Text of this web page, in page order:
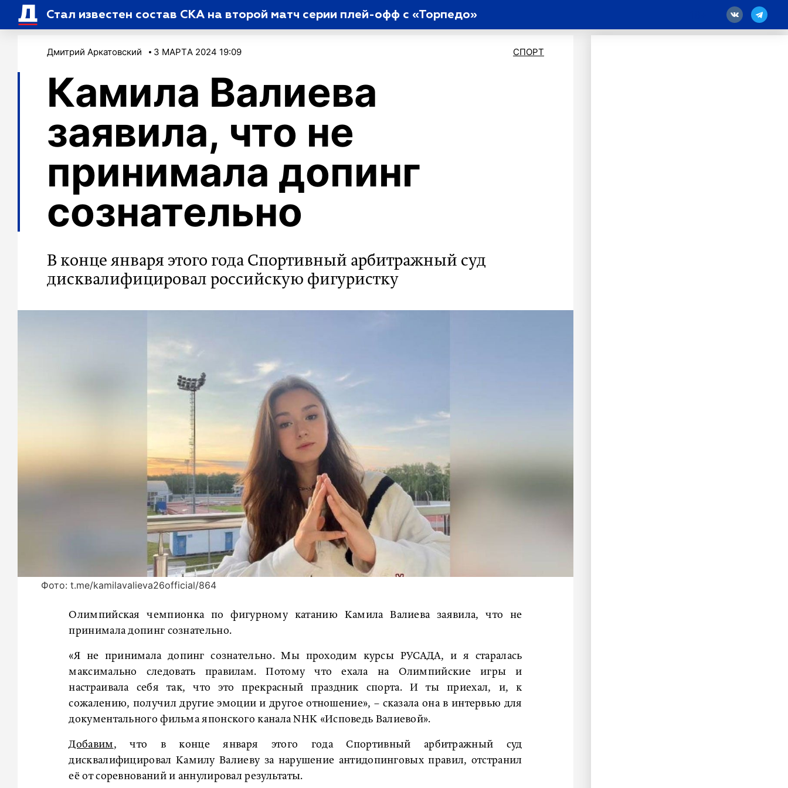
Стал известен состав СКА на второй матч серии плей-офф с «Торпедо»
Дмитрий Аркатовский 3 МАРТA 2024 19:09 СПОРТ
Камила Валиева
заявила, что не
принимала допинг
сознательно
В конце января этого года Спортивный арбитражный суд
дисквалифицировал российскую фигуристку
Фото: t.me/kamilavalieva26official/864
Олимпийская чемпионка по фигурному катанию Камила Валиева заявила, что не
принимала допинг сознательно.
«Я не принимала допинг сознательно. Мы проходим курсы РУСАДА, и я старалась
максимально следовать правилам. Потому что ехала на Олимпийские игры и
настраивала себя так, что это прекрасный праздник спорта. И ты приехал, и, к
сожалению, получил другие эмоции и другое отношение», – сказала она в интервью для
документального фильма японского канала NHK «Исповедь Валиевой».
Добавим, что в конце января этого года Спортивный арбитражный суд
дисквалифицировал Камилу Валиеву за нарушение антидопинговых правил, отстранил
её от соревнований и аннулировал результаты.